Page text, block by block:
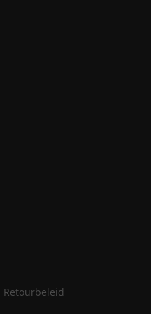
Retourbeleid